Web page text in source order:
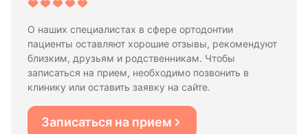
О наших специалистах в сфере ортодонтии
пациенты оставляют хорошие отзывы, рекомендуют
близким, друзьям и родственникам. Чтобы
записаться на прием, необходимо позвонить в
клинику или оставить заявку на сайте.
Записаться на прием